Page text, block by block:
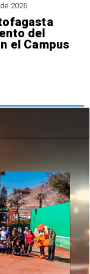
2026
del
el Campus